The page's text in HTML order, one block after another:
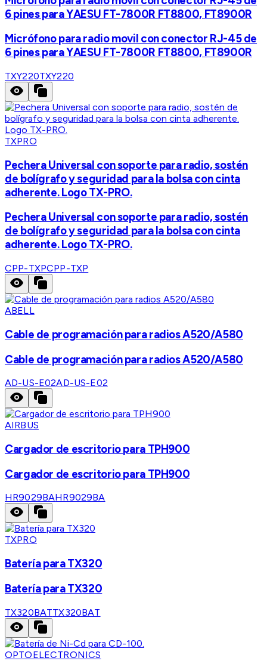
6 pines para YAESU FT-7800R FT8800, FT8900R
Micrófono para radio movil con conector RJ-45 de
6 pines para YAESU FT-7800R FT8800, FT8900R
TXY220TXY220
TXPRO
Pechera Universal con soporte para radio, sostén
de bolígrafo y seguridad para la bolsa con cinta
adherente. Logo TX-PRO.
Pechera Universal con soporte para radio, sostén
de bolígrafo y seguridad para la bolsa con cinta
adherente. Logo TX-PRO.
CPP-TXPCPP-TXP
ABELL
Cable de programación para radios A520/A580
Cable de programación para radios A520/A580
AD-US-E02AD-US-E02
AIRBUS
Cargador de escritorio para TPH900
Cargador de escritorio para TPH900
HR9029BAHR9029BA
TXPRO
Batería para TX320
Batería para TX320
TX320BATTX320BAT
OPTOELECTRONICS